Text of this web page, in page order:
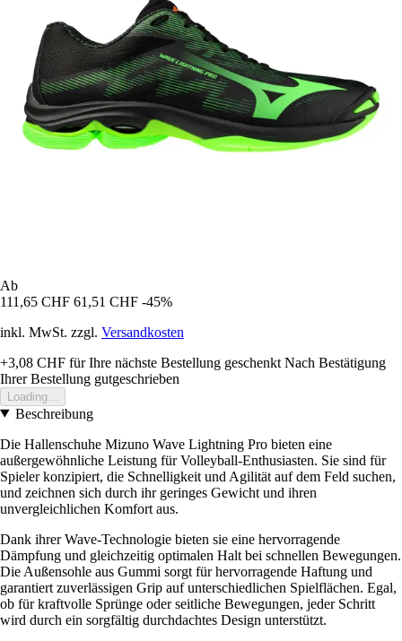
Ab
111,65 CHF 61,51 CHF -45%
inkl. MwSt. zzgl. Versandkosten
+3,08 CHF für Ihre nächste Bestellung geschenkt Nach Bestätigung
Ihrer Bestellung gutgeschrieben
Loading...
Beschreibung
Die Hallenschuhe Mizuno Wave Lightning Pro bieten eine
außergewöhnliche Leistung für Volleyball-Enthusiasten. Sie sind für
Spieler konzipiert, die Schnelligkeit und Agilität auf dem Feld suchen,
und zeichnen sich durch ihr geringes Gewicht und ihren
unvergleichlichen Komfort aus.
Dank ihrer Wave-Technologie bieten sie eine hervorragende
Dämpfung und gleichzeitig optimalen Halt bei schnellen Bewegungen.
Die Außensohle aus Gummi sorgt für hervorragende Haftung und
garantiert zuverlässigen Grip auf unterschiedlichen Spielflächen. Egal,
ob für kraftvolle Sprünge oder seitliche Bewegungen, jeder Schritt
wird durch ein sorgfältig durchdachtes Design unterstützt.